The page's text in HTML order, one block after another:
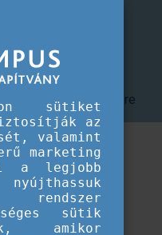
pályázók részére
sütiket
az
valamint
marketing
a legjobb
rendszer
sütik
amikor